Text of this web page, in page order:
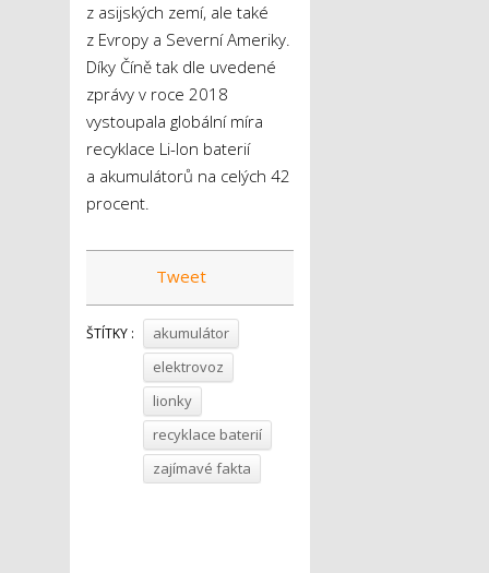
z asijských zemí, ale také
z Evropy a Severní Ameriky.
Díky Číně tak dle uvedené
zprávy v roce 2018
vystoupala globální míra
recyklace Li-Ion baterií
a akumulátorů na celých 42
procent.
Tweet
ŠTÍTKY :
akumulátor
elektrovoz
lionky
recyklace baterií
zajímavé fakta